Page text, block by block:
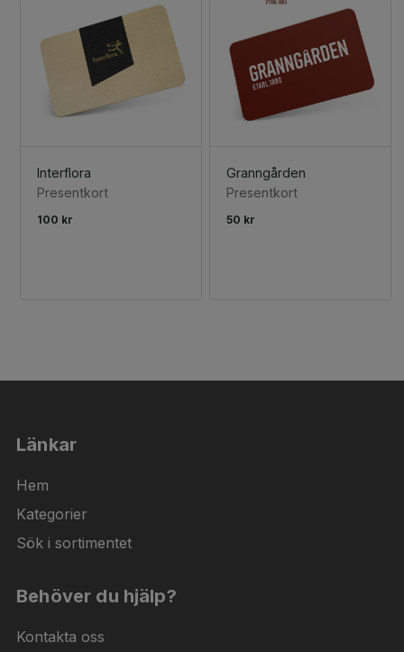
Interflora
Presentkort
100 kr
Granngården
Presentkort
50 kr
Länkar
Hem
Kategorier
Sök i sortimentet
Behöver du hjälp?
Kontakta oss